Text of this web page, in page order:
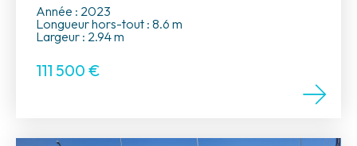
Année : 2023
Longueur hors-tout : 8.6 m
Largeur : 2.94 m
111 500 €